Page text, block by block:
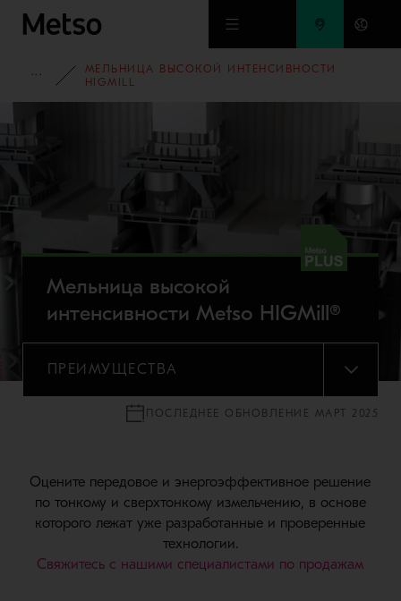
Перейти к основному содержимому
ПОРТФОЛИО ОБОРУДОВАНИЯ
МЕЛЬНИЦА ВЫСОКОЙ ИНТЕНСИВНОСТИ
HIGMILL
Мельница высокой
интенсивности Metso HIGMill®
ПРЕИМУЩЕСТВА
МЕНЮ
ПОСЛЕДНЕЕ ОБНОВЛЕНИЕ МАРТ 2025
Оцените передовое и энергоэффективное решение
по тонкому и сверхтонкому измельчению, в основе
которого лежат уже разработанные и проверенные
технологии.
Свяжитесь с нашими специалистами по продажам